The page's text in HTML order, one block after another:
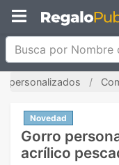
Busca por Nombre
personalizados
Novedad
Gorro
acrílico